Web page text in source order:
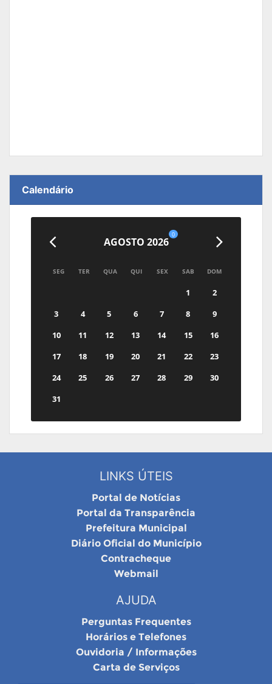
Calendário
AGOSTO 2026
0
SEG TER QUA QUI SEX SAB DOM
1
2
3
4 5 6 7 8
9
10
11 12 13 14 15
16
17
18 19 20 21 22
23
24
25 26 27 28 29
30
31
LINKS ÚTEIS
Portal de Notícias
Portal da Transparência
Prefeitura Municipal
Diário Oficial do Município
Contracheque
Webmail
AJUDA
Perguntas Frequentes
Horários e Telefones
Ouvidoria / Informações
Carta de Serviços